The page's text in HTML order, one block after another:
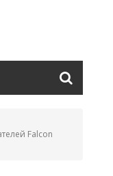
Falcon